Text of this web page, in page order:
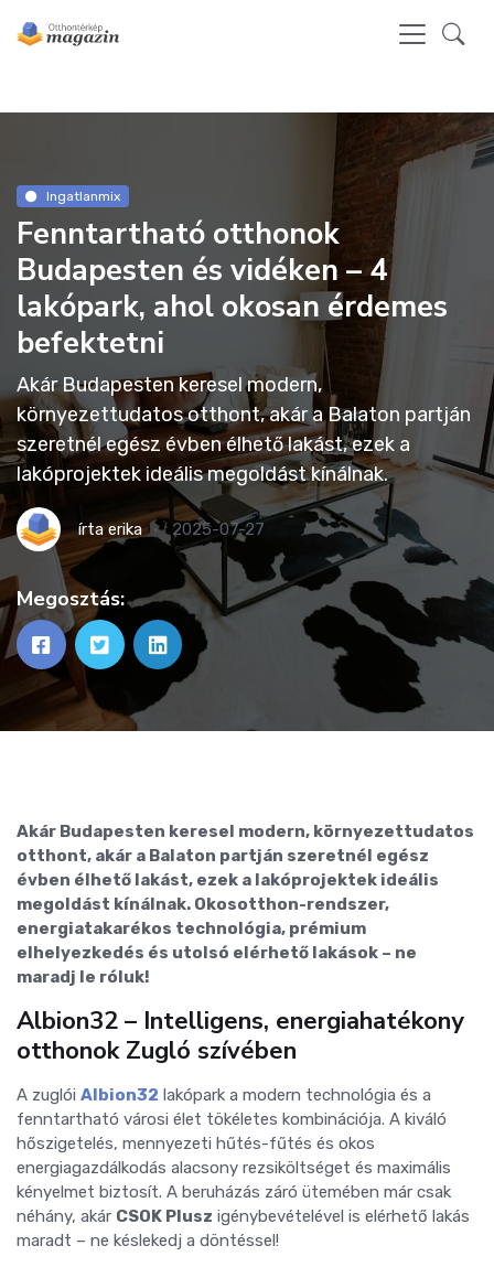
Ingatlanmix
Fenntartható otthonok
Budapesten és vidéken – 4
lakópark, ahol okosan érdemes
befektetni
Akár Budapesten keresel modern,
környezettudatos otthont, akár a Balaton partján
szeretnél egész évben élhető lakást, ezek a
lakóprojektek ideális megoldást kínálnak.
írtaerika 2025-07-27
Megosztás:
Akár Budapesten keresel modern, környezettudatos
otthont, akár a Balaton partján szeretnél egész
évben élhető lakást, ezek a lakóprojektek ideális
megoldást kínálnak. Okosotthon-rendszer,
energiatakarékos technológia, prémium
elhelyezkedés és utolsó elérhető lakások – ne
maradj le róluk!
Albion32 – Intelligens, energiahatékony
otthonok Zugló szívében
A zuglói Albion32 lakópark a modern technológia és a
fenntartható városi élet tökéletes kombinációja. A kiváló
hőszigetelés, mennyezeti hűtés-fűtés és okos
energiagazdálkodás alacsony rezsiköltséget és maximális
kényelmet biztosít. A beruházás záró ütemében már csak
néhány, akár CSOK Plusz igénybevételével is elérhető lakás
maradt – ne késlekedj a döntéssel!